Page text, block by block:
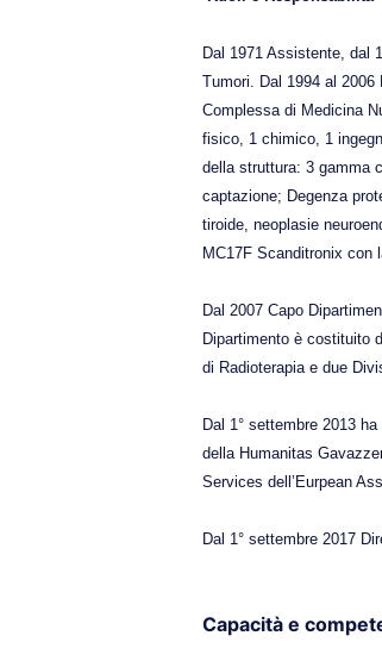
Dal 1971 Assistente, dal
Tumori. Dal 1994 al
Complessa di Medicina
fisico, 1 chimico, 1
della struttura: 3 gamma
captazione; Degenza
tiroide, neoplasie
MC17F Scanditronix con
Dal 2007 Capo
Dipartimento è costituito
di Radioterapia e due
Dal 1° settembre 2013ha
della Humanitas
Services dell’Eurpean
Dal 1° settembre 2017
Capacità e